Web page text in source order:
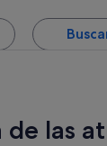
las